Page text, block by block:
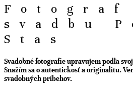
Fotograf
svadbu
Stas
Svadobné fotografie upravujem podľa
Snažím sa o autentickosť a originalitu.
svadobných príbehov.